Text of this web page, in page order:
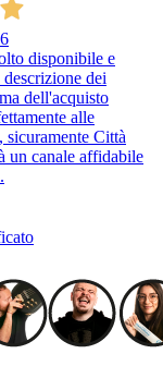
disponibile e
dei
dell'acquisto
alle
Città
un canale affidabile